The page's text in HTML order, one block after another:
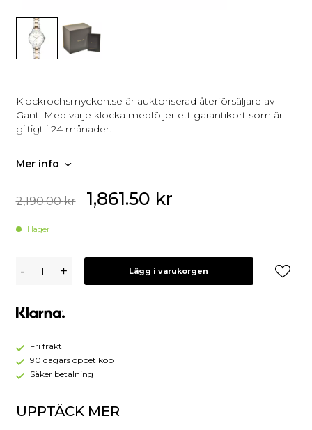
Klockrochsmycken.se är auktoriserad återförsäljare av
Gant. Med varje klocka medföljer ett garantikort som är
giltigt i 24 månader.
Mer info
2,190.00kr 1,861.50 kr
I lager
Park
28
G126010
- + Lägg i varukorgen
Fri frakt
90 dagars öppet köp
Säker betalning
UPPTÄCK MER